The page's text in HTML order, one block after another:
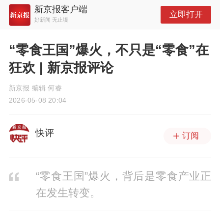
新京报客户端
好新闻 无止境
立即打开
“零食王国”爆火，不只是“零食”在
狂欢 | 新京报评论
新京报 编辑 何睿
2026-05-08 20:04
快评 订阅
“零食王国”爆火，背后是零食产业正
在发生转变。